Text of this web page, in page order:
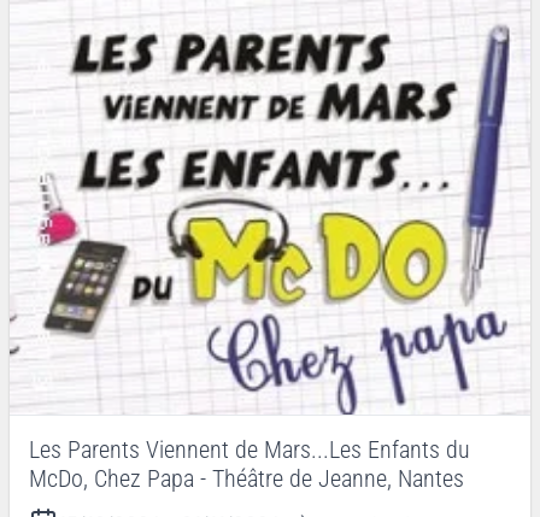
Les Parents Viennent de Mars...Les Enfants du
McDo, Chez Papa - Théâtre de Jeanne, Nantes